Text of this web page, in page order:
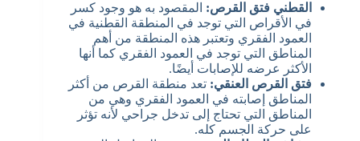
القطني فتق القرص: المقصود به هو وجود كسر
في الأقراص التي توجد في المنطقة القطنية في
العمود الفقري وتعتبر هذه المنطقة من أهم
المناطق التي توجد في العمود الفقري كما أنها
الأكثر عرضه للإصابات أيضًا.
فتق القرص العنقي: تعد منطقة القرص من أكثر
المناطق إصابته في العمود الفقري وهي من
المناطق التي تحتاج إلى تدخل جراحي لأنه تؤثر
على حركة الجسم كله.